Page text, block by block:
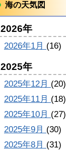
海の天気図
2026年
2026年1月 (16)
2025年
2025年12月 (20)
2025年11月 (18)
2025年10月 (27)
2025年9月 (30)
2025年8月 (31)